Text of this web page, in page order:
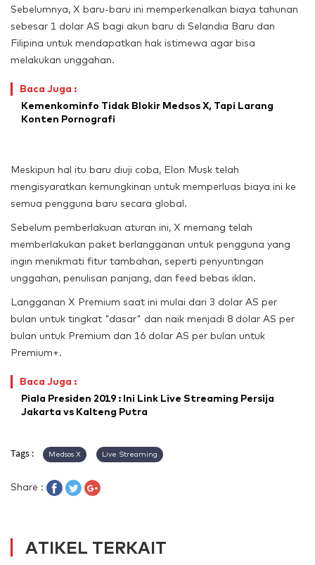
Sebelumnya, X baru-baru ini memperkenalkan biaya tahunan
sebesar 1 dolar AS bagi akun baru di Selandia Baru dan
Filipina untuk mendapatkan hak istimewa agar bisa
melakukan unggahan.
Baca Juga :
Kemenkominfo Tidak Blokir Medsos X, Tapi Larang
Konten Pornografi
Meskipun hal itu baru diuji coba, Elon Musk telah
mengisyaratkan kemungkinan untuk memperluas biaya ini ke
semua pengguna baru secara global.
Sebelum pemberlakuan aturan ini, X memang telah
memberlakukan paket berlangganan untuk pengguna yang
ingin menikmati fitur tambahan, seperti penyuntingan
unggahan, penulisan panjang, dan feed bebas iklan.
Langganan X Premium saat ini mulai dari 3 dolar AS per
bulan untuk tingkat "dasar" dan naik menjadi 8 dolar AS per
bulan untuk Premium dan 16 dolar AS per bulan untuk
Premium+.
Baca Juga :
Piala Presiden 2019 : Ini Link Live Streaming Persija
Jakarta vs Kalteng Putra
Tags : Medsos X Live Streaming
Share :
ATIKEL TERKAIT